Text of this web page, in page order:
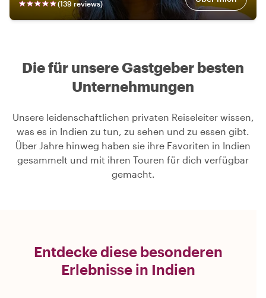
(139 reviews)
Die für unsere Gastgeber besten
Unternehmungen
Unsere leidenschaftlichen privaten Reiseleiter wissen,
was es in Indien zu tun, zu sehen und zu essen gibt.
Über Jahre hinweg haben sie ihre Favoriten in Indien
gesammelt und mit ihren Touren für dich verfügbar
gemacht.
Entdecke diese besonderen
Erlebnisse in Indien